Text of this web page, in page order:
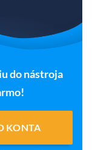
do nástroja
KONTA